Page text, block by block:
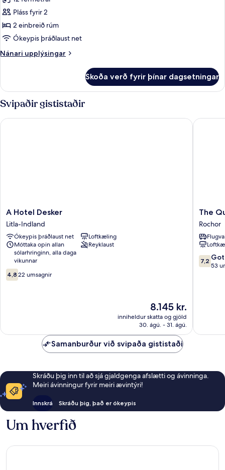
myndir
fyrir
Standard-
herbergi
Pláss fyrir 2
2 einbreið rúm
Ókeypis þráðlaust net
Nánari upplýsingar
Nánari
herbergi
Skoða verð fyrir þínar dagsetningar
Svipaðir gististaðir
A
Hotel
Desker
Litla-
Indland
A Hotel Desker
Litla-Indland
Ókeypis þráðlaust net
Loftkæling
Móttaka opin allan
sólarhringinn, alla daga
vikunnar
Reyklaust
4.8af
10,
4,8 22 umsagnir
Verðið
er
8.145 kr.
8.145 kr.
inniheldur skatta og gjöld
30. ágú. - 31. ágú.
A Hotel Desker
The
Quay
Hotel
Little
India
Rochor
The
Rochor
7.2
af
7,2
53
The
Samanburður við svipaða gististaði
Skráðu þig inn til að sjá gjaldgenga afslætti og ávinninga.
Meiri ávinningur fyrir meiri ævintýri!
Innskrá Skráðu þig, það er ókeypis
Um hverfið